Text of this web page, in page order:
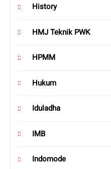
History
HMJ Teknik PWK
HPMM
Hukum
Iduladha
IMB
Indomode